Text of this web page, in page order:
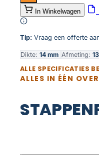
Encino visgraat
Toevoegen aan
In Winkelwagen
Tip: Vraag een offerte
Dikte: 14 mm Afmeting:
ALLE SPECIFICATIES
ALLES IN ÉÉN